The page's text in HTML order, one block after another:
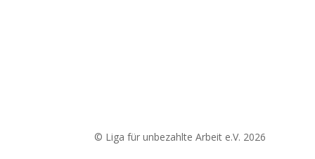
© Liga für unbezahlte Arbeit e.V. 2026